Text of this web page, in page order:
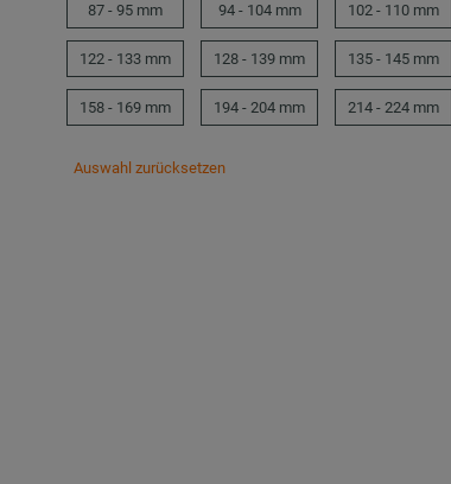
87 - 95 mm 94 - 104 mm 102 - 110 mm
122 - 133 mm 128 - 139 mm 135 - 145 mm
158 - 169 mm 194 - 204 mm 214 - 224 mm
Auswahl zurücksetzen